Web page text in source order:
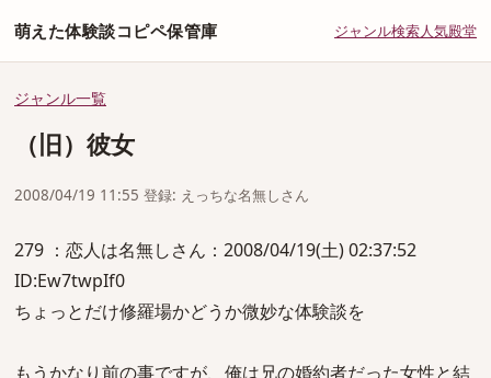
萌えた体験談コピペ保管庫 ジャンル検索人気殿堂
ジャンル一覧
（旧）彼女
2008/04/19 11:55 登録: えっちな名無しさん
279 ：恋人は名無しさん：2008/04/19(土) 02:37:52
ID:Ew7twpIf0
ちょっとだけ修羅場かどうか微妙な体験談を
もうかなり前の事ですが、俺は兄の婚約者だった女性と結